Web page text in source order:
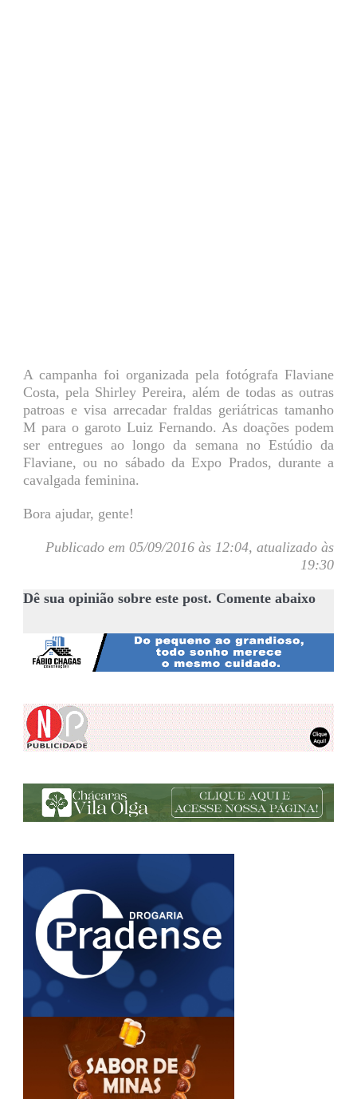
A campanha foi organizada pela fotógrafa Flaviane
Costa, pela Shirley Pereira, além de todas as outras
patroas e visa arrecadar fraldas geriátricas tamanho
M para o garoto Luiz Fernando. As doações podem
ser entregues ao longo da semana no Estúdio da
Flaviane, ou no sábado da Expo Prados, durante a
cavalgada feminina.
Bora ajudar, gente!
Publicado em 05/09/2016 às 12:04, atualizado às
19:30
Dê sua opinião sobre este post. Comente abaixo